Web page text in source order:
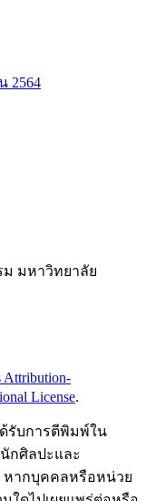
2564
ม มหาวิทยาลัย
Attribution-
License.
รับการตีพิมพ์ใน
กศิลปะและ
หากบุคคลหรือหน่วย